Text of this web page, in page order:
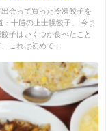
出会って買った冷凍餃子を
・十勝の上士幌餃子。 今ま
子はいくつか食べたこと
これは初めて...